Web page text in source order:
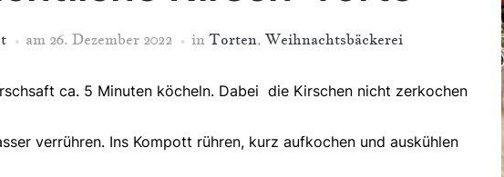
am 26. Dezember 2022 in Torten, Weihnachtsbäckerei
ca. 5 Minuten köcheln. Dabei die Kirschen nicht zerkochen
verrühren. Ins Kompott rühren, kurz aufkochen und auskühlen